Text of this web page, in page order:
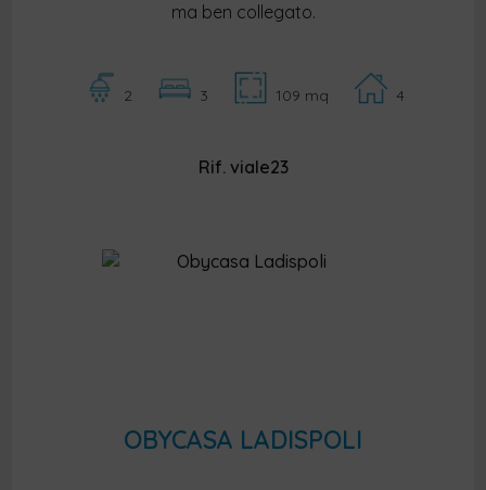
ma ben collegato.
2 3 109 mq 4
Rif. viale23
OBYCASA LADISPOLI